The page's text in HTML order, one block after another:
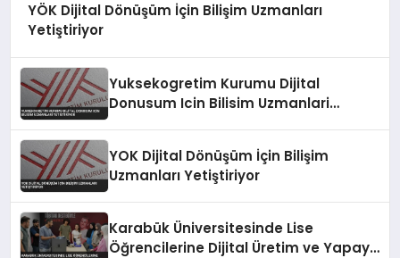
YÖK Dijital Dönüşüm İçin Bilişim Uzmanları
Yetiştiriyor
Yuksekogretim Kurumu Dijital
Donusum Icin Bilisim Uzmanlari
YOK Dijital Dönüşüm İçin Bilişim
Uzmanları Yetiştiriyor
Karabük Üniversitesinde Lise
Öğrencilerine Dijital Üretim ve Yapay